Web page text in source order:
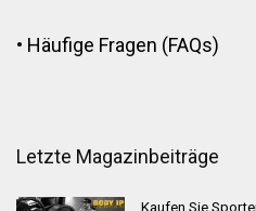
• Häufige Fragen (FAQs)
Letzte Magazinbeiträge
Kaufen Sie